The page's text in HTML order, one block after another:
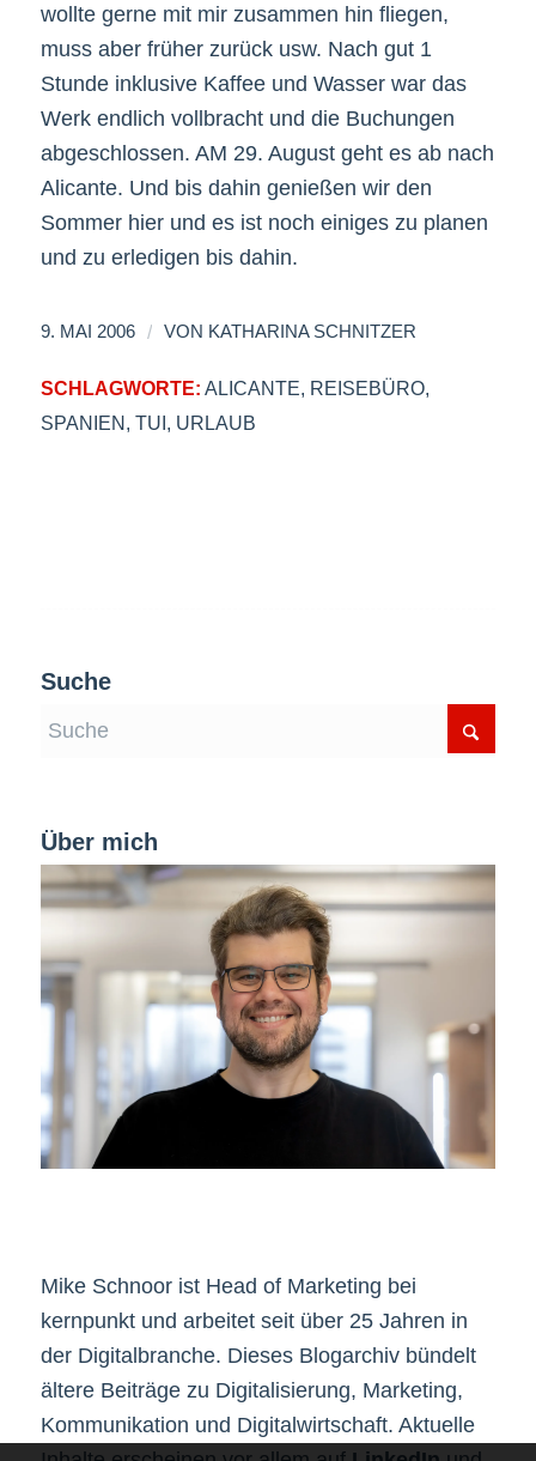
wollte gerne mit mir zusammen hin fliegen,
muss aber früher zurück usw. Nach gut 1
Stunde inklusive Kaffee und Wasser war das
Werk endlich vollbracht und die Buchungen
abgeschlossen. AM 29. August geht es ab nach
Alicante. Und bis dahin genießen wir den
Sommer hier und es ist noch einiges zu planen
und zu erledigen bis dahin.
9. MAI 2006 / VON KATHARINA SCHNITZER
SCHLAGWORTE: ALICANTE, REISEBÜRO,
SPANIEN, TUI, URLAUB
Suche
Über mich
Mike Schnoor ist Head of Marketing bei
kernpunkt und arbeitet seit über 25 Jahren in
der Digitalbranche. Dieses Blogarchiv bündelt
ältere Beiträge zu Digitalisierung, Marketing,
Kommunikation und Digitalwirtschaft. Aktuelle